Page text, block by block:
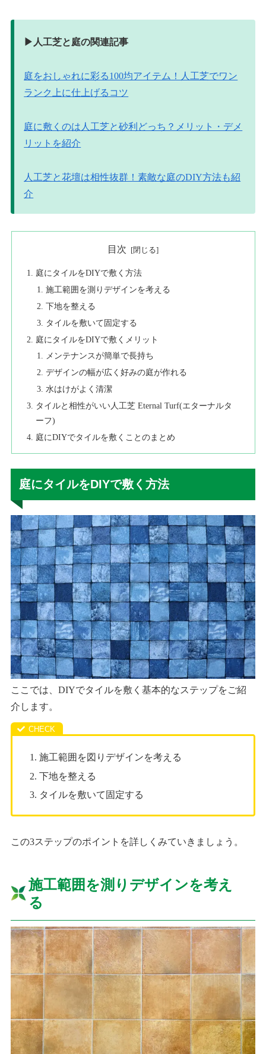
▶︎人工芝と庭の関連記事
庭をおしゃれに彩る100均アイテム！人工芝でワン
ランク上に仕上げるコツ
庭に敷くのは人工芝と砂利どっち？メリット・デメ
リットを紹介
人工芝と花壇は相性抜群！素敵な庭のDIY方法も紹
介
目次
庭にタイルをDIYで敷く方法
施工範囲を測りデザインを考える
下地を整える
タイルを敷いて固定する
庭にタイルをDIYで敷くメリット
メンテナンスが簡単で長持ち
デザインの幅が広く好みの庭が作れる
水はけがよく清潔
タイルと相性がいい人工芝 Eternal Turf(エターナルタ
ーフ)
庭にDIYでタイルを敷くことのまとめ
庭にタイルをDIYで敷く方法
ここでは、DIYでタイルを敷く基本的なステップをご紹
介します。
施工範囲を図りデザインを考える
下地を整える
タイルを敷いて固定する
この3ステップのポイントを詳しくみていきましょう。
施工範囲を測りデザインを考え
る